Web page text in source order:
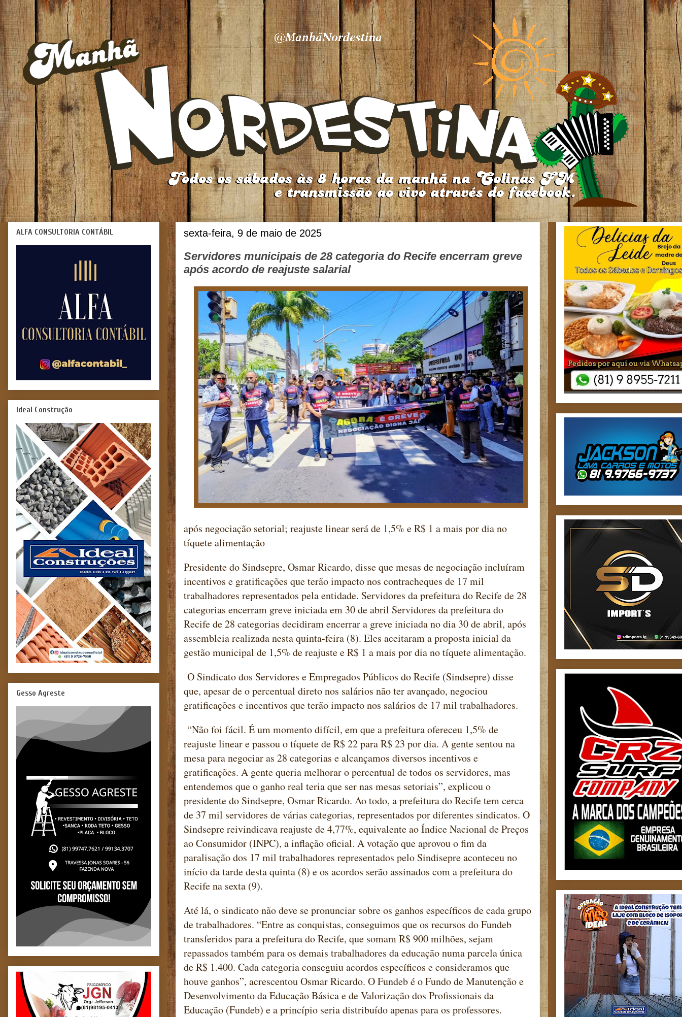
sexta-feira, 9 de maio de 2025
Servidores municipais de 28 categoria do Recife encerram greve
após acordo de reajuste salarial
após negociação setorial; reajuste linear será de 1,5% e R$ 1 a mais por dia no
tíquete alimentação
Presidente do Sindsepre, Osmar Ricardo, disse que mesas de negociação incluíram
incentivos e gratificações que terão impacto nos contracheques de 17 mil
trabalhadores representados pela entidade. Servidores da prefeitura do Recife de 28
categorias encerram greve iniciada em 30 de abril Servidores da prefeitura do
Recife de 28 categorias decidiram encerrar a greve iniciada no dia 30 de abril, após
assembleia realizada nesta quinta-feira (8). Eles aceitaram a proposta inicial da
gestão municipal de 1,5% de reajuste e R$ 1 a mais por dia no tíquete alimentação.
O Sindicato dos Servidores e Empregados Públicos do Recife (Sindsepre) disse
que, apesar de o percentual direto nos salários não ter avançado, negociou
gratificações e incentivos que terão impacto nos salários de 17 mil trabalhadores.
“Não foi fácil. É um momento difícil, em que a prefeitura ofereceu 1,5% de
reajuste linear e passou o tíquete de R$ 22 para R$ 23 por dia. A gente sentou na
mesa para negociar as 28 categorias e alcançamos diversos incentivos e
gratificações. A gente queria melhorar o percentual de todos os servidores, mas
entendemos que o ganho real teria que ser nas mesas setoriais”, explicou o
presidente do Sindsepre, Osmar Ricardo. Ao todo, a prefeitura do Recife tem cerca
de 37 mil servidores de várias categorias, representados por diferentes sindicatos. O
Sindsepre reivindicava reajuste de 4,77%, equivalente ao Índice Nacional de Preços
ao Consumidor (INPC), a inflação oficial. A votação que aprovou o fim da
paralisação dos 17 mil trabalhadores representados pelo Sindisepre aconteceu no
início da tarde desta quinta (8) e os acordos serão assinados com a prefeitura do
Recife na sexta (9).
Até lá, o sindicato não deve se pronunciar sobre os ganhos específicos de cada grupo
de trabalhadores. “Entre as conquistas, conseguimos que os recursos do Fundeb
transferidos para a prefeitura do Recife, que somam R$ 900 milhões, sejam
repassados também para os demais trabalhadores da educação numa parcela única
de R$ 1.400. Cada categoria conseguiu acordos específicos e consideramos que
houve ganhos”, acrescentou Osmar Ricardo. O Fundeb é o Fundo de Manutenção e
Desenvolvimento da Educação Básica e de Valorização dos Profissionais da
Educação (Fundeb) e a princípio seria distribuído apenas para os professores.
ALFA CONSULTORIA CONTÁBIL
Ideal Construção
Gesso Agreste